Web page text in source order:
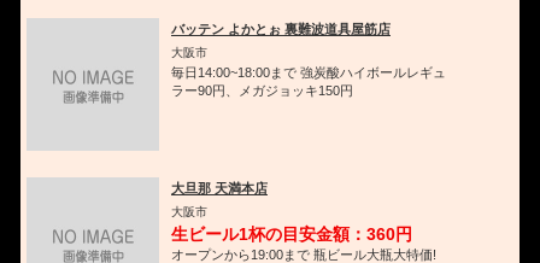
バッテン よかとぉ 裏難波道具屋筋店
大阪市
毎日14:00~18:00まで 強炭酸ハイボールレギュ
ラー90円、メガジョッキ150円
大旦那 天満本店
大阪市
生ビール1杯の目安金額：360円
オープンから19:00まで 瓶ビール大瓶大特価!